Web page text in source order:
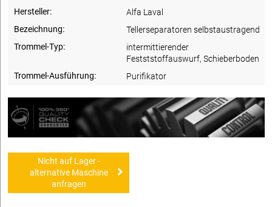
Hersteller:
Alfa Laval
Bezeichnung:
Tellerseparatoren selbstaustragend
Trommel-Typ:
intermittierender
Festststoffauswurf, Schieberboden
Trommel-Ausführung:
Purifikator
Nicht auf Lager -
alternative Maschine
anfragen